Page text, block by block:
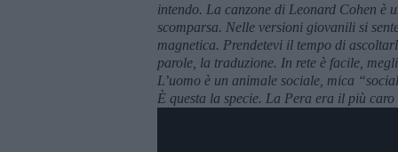
intendo. La canzone di Leonard Cohen è
scomparsa. Nelle versioni giovanili si
magnetica. Prendetevi il tempo di
parole, la traduzione. In rete è facile,
L’uomo è un animale sociale, mica
È questa la specie. La Pera era il più